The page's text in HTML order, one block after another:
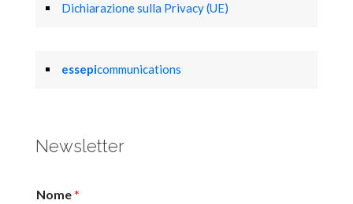
Dichiarazione sulla Privacy (UE)
essepicommunications
Newsletter
Nome*